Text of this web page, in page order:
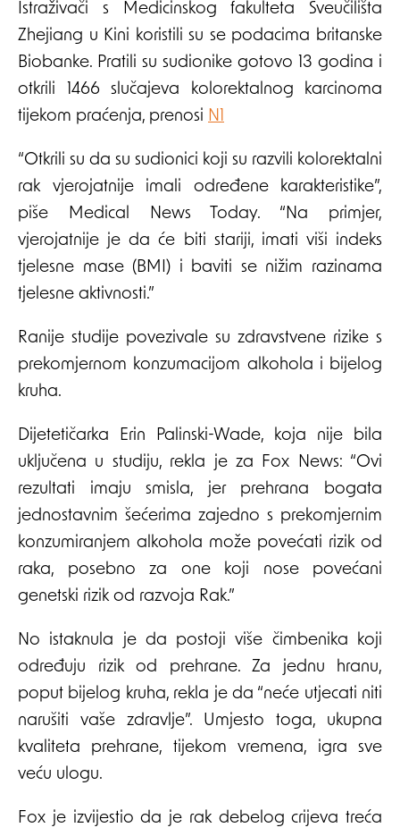
Istraživači s Medicinskog fakulteta Sveučilišta
Zhejiang u Kini koristili su se podacima britanske
Biobanke. Pratili su sudionike gotovo 13 godina i
otkrili 1466 slučajeva kolorektalnog karcinoma
tijekom praćenja, prenosi N1
“Otkrili su da su sudionici koji su razvili kolorektalni
rak vjerojatnije imali određene karakteristike”,
piše Medical News Today. “Na primjer,
vjerojatnije je da će biti stariji, imati viši indeks
tjelesne mase (BMI) i baviti se nižim razinama
tjelesne aktivnosti.”
Ranije studije povezivale su zdravstvene rizike s
prekomjernom konzumacijom alkohola i bijelog
kruha.
Dijetetičarka Erin Palinski-Wade, koja nije bila
uključena u studiju, rekla je za Fox News: “Ovi
rezultati imaju smisla, jer prehrana bogata
jednostavnim šećerima zajedno s prekomjernim
konzumiranjem alkohola može povećati rizik od
raka, posebno za one koji nose povećani
genetski rizik od razvoja Rak.”
No istaknula je da postoji više čimbenika koji
određuju rizik od prehrane. Za jednu hranu,
poput bijelog kruha, rekla je da “neće utjecati niti
narušiti vaše zdravlje”. Umjesto toga, ukupna
kvaliteta prehrane, tijekom vremena, igra sve
veću ulogu.
Fox je izvijestio da je rak debelog crijeva treća